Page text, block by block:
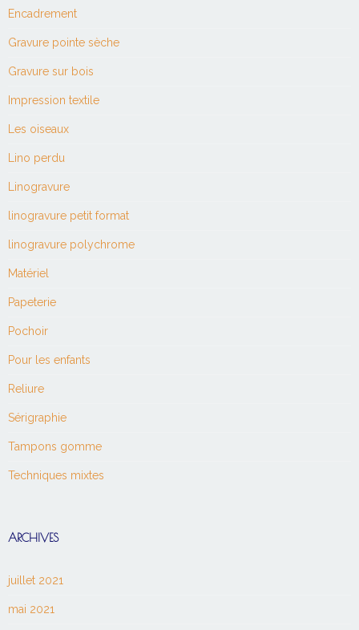
Encadrement
Gravure pointe sèche
Gravure sur bois
Impression textile
Les oiseaux
Lino perdu
Linogravure
linogravure petit format
linogravure polychrome
Matériel
Papeterie
Pochoir
Pour les enfants
Reliure
Sérigraphie
Tampons gomme
Techniques mixtes
ARCHIVES
juillet 2021
mai 2021